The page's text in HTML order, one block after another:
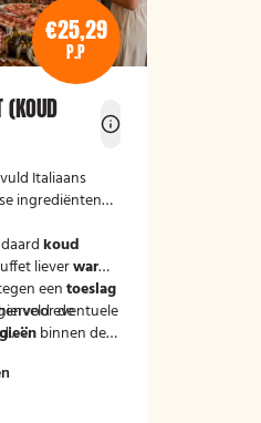
€25,29
P.P
(KOUD
Italiaans
ingrediënten
koud
lieverwarm
eentoeslag
de
eventuele
binnen de